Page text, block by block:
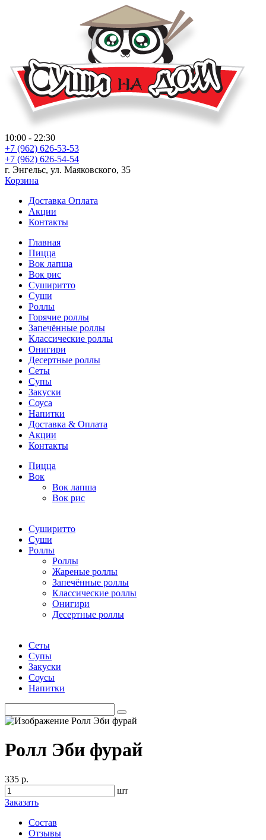
10:00 - 22:30
+7 (962) 626-53-53
+7 (962) 626-54-54
г. Энгельс, ул. Маяковского, 35
Корзина
Доставка Оплата
Акции
Контакты
Главная
Пицца
Вок лапша
Вок рис
Суширитто
Суши
Роллы
Горячие роллы
Запечённые роллы
Классические роллы
Онигири
Десертные роллы
Сеты
Супы
Закуски
Соуса
Напитки
Доставка & Оплата
Акции
Контакты
Пицца
Вок
Вок лапша
Вок рис
Суширитто
Суши
Роллы
Роллы
Жареные роллы
Запечённые роллы
Классические роллы
Онигири
Десертные роллы
Сеты
Супы
Закуски
Соусы
Напитки
Ролл Эби фурай
335 р.
шт
Заказать
Состав
Отзывы